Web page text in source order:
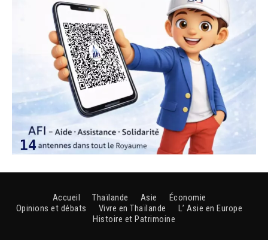
Accueil Thaïlande Asie
Économie
Opinions et débats
Vivre en Thaïlande
L’ Asie en Europe
Histoire et Patrimoine